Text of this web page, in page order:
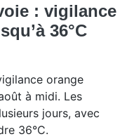
: vigilance
36°C
orange
à midi. Les
jours, avec
36°C.